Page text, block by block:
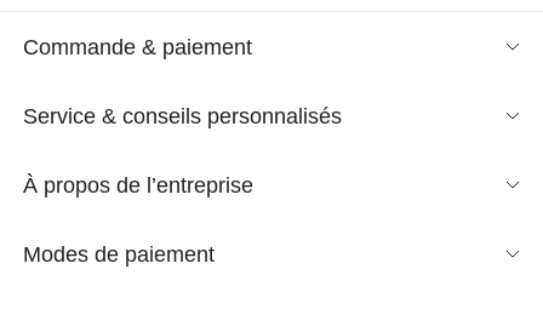
Commande & paiement
Service & conseils personnalisés
À propos de l’entreprise
Modes de paiement